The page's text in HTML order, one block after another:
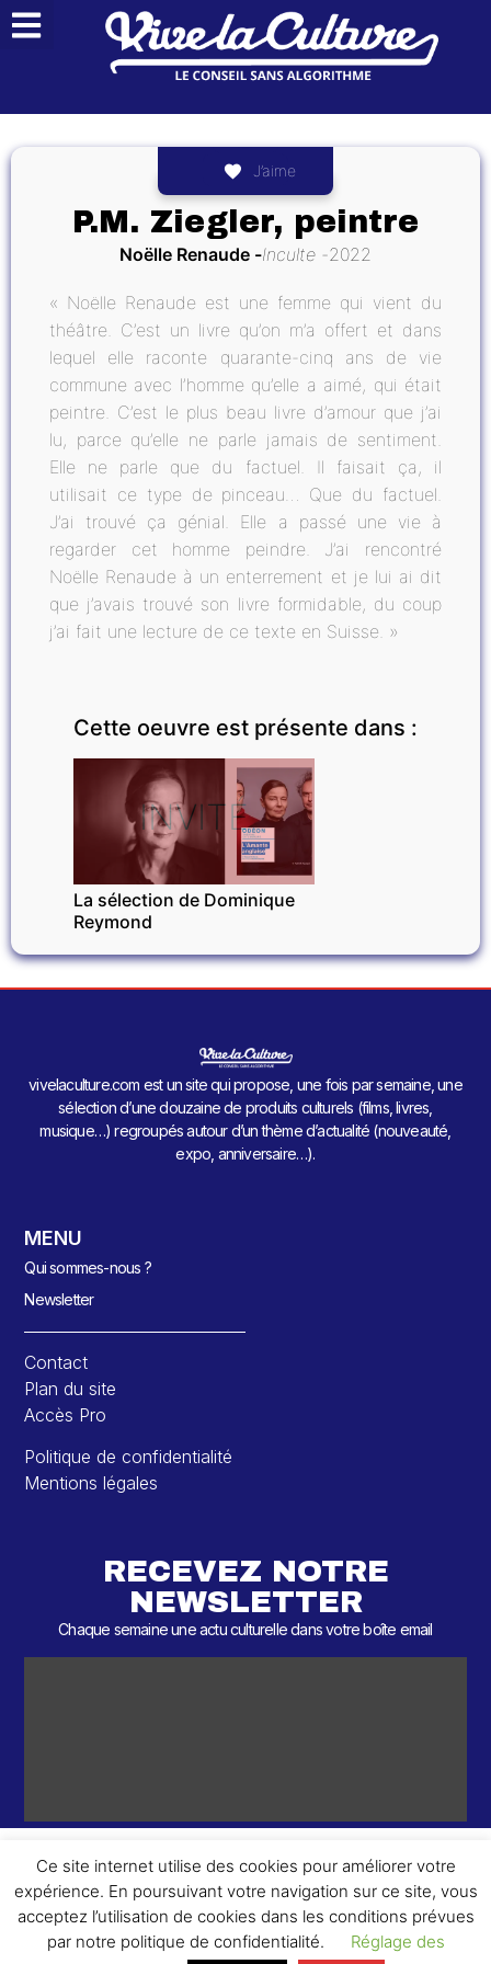
J’aime
P.M. Ziegler, peintre
Noëlle Renaude Inculte 2022
« Noëlle Renaude est une femme qui vient du
théâtre. C’est un livre qu’on m’a offert et dans
lequel elle raconte quarante-cinq ans de vie
commune avec l’homme qu’elle a aimé, qui était
peintre. C’est le plus beau livre d’amour que j’ai
lu, parce qu’elle ne parle jamais de sentiment.
Elle ne parle que du factuel. Il faisait ça, il
utilisait ce type de pinceau… Que du factuel.
J’ai trouvé ça génial. Elle a passé une vie à
regarder cet homme peindre. J’ai rencontré
Noëlle Renaude à un enterrement et je lui ai dit
que j’avais trouvé son livre formidable, du coup
j’ai fait une lecture de ce texte en Suisse. »
Cette oeuvre est présente dans :
INVITÉ
La sélection de Dominique
Reymond
vivelaculture.com est un site qui propose, une fois par semaine, une
sélection d’une douzaine de produits culturels (films, livres,
musique…) regroupés autour d’un thème d’actualité (nouveauté,
expo, anniversaire…).
MENU
Qui sommes-nous ?
Newsletter
Contact
Plan du site
Accès Pro
Politique de confidentialité
Mentions légales
RECEVEZ NOTRE
NEWSLETTER
Chaque semaine une actu culturelle dans votre boîte email
© 2026 – 2 ème Round – Tous droits réservés.
Ce site internet utilise des cookies pour améliorer votre
expérience. En poursuivant votre navigation sur ce site, vous
acceptez l’utilisation de cookies dans les conditions prévues
par notre politique de confidentialité.
Réglage des